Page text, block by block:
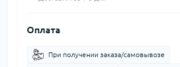
Оплата
При получении заказа/самовывозе